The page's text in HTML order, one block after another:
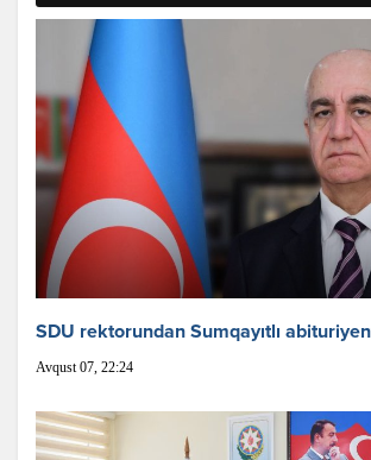
SDU rektorundan Sumqayıtlı
Avqust 07, 22:24